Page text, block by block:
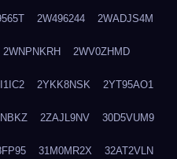
2W496244 2WADJS4M
2WNPNKRH 2WV0ZHMD
2YKK8NSK 2YT95AO1
2ZAJL9NV 30D5VUM9
31M0MR2X 32AT2VLN